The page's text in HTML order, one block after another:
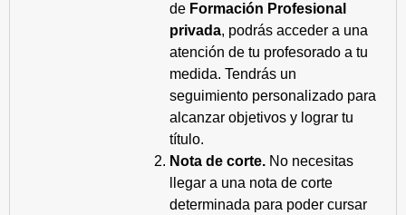
de Formación Profesional
privada, podrás acceder a una
atención de tu profesorado a tu
medida. Tendrás un
seguimiento personalizado para
alcanzar objetivos y lograr tu
título.
Nota de corte. No necesitas
llegar a una nota de corte
determinada para poder cursar